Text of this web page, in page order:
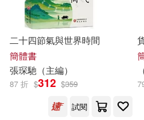
MIZUHO KUSANAGI(67)
劉偉（主編）(67)
杜志建主編(67)
中國協和醫科大學出版
湖南科學技術出版社(763)
二十四節氣與世界時間
簡體書
張琛馳（主編）
87 折 $312 $359
試閱